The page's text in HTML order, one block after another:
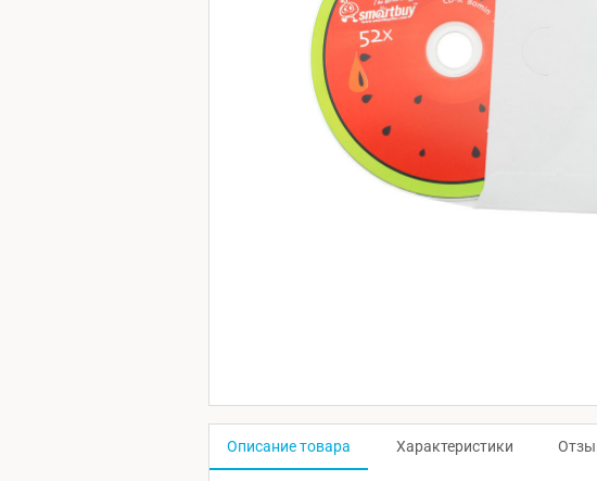
Описание товара Характеристики